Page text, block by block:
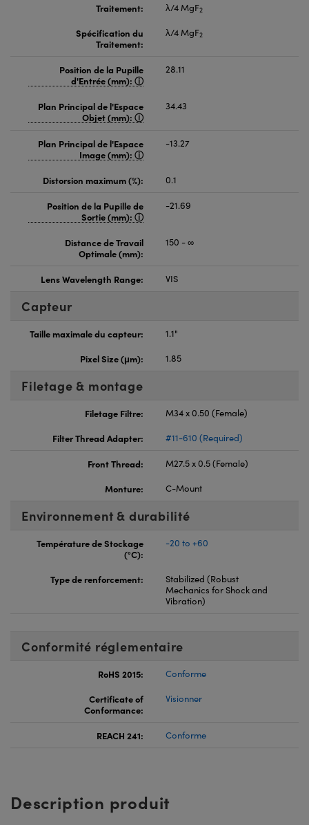
Traitement: λ/4 MgF2
Spécification du
Traitement:
λ/4 MgF2
Position de la Pupille
d'Entrée (mm):
28.11
Plan Principal de l'Espace
Objet (mm):
34.43
Plan Principal de l'Espace
Image (mm):
-13.27
Distorsion maximum (%): 0.1
Position de la Pupille de
Sortie (mm):
-21.69
Distance de Travail
Optimale (mm):
150 - ∞
Lens Wavelength Range: VIS
Capteur
Taille maximale du capteur:
1.1"
Pixel Size (μm):
1.85
Filetage & montage
Filetage Filtre:
M34 x 0.50 (Female)
Filter Thread Adapter:
#11-610 (Required)
Front Thread:
M27.5 x 0.5 (Female)
Monture:
C-Mount
Environnement & durabilité
Température de Stockage
(°C):
-20 to +60
Type de renforcement:
Stabilized (Robust
Mechanics for Shock and
Vibration)
Conformité réglementaire
RoHS 2015:
Conforme
Certificate of
Conformance:
Visionner
REACH 241: Conforme
Description produit